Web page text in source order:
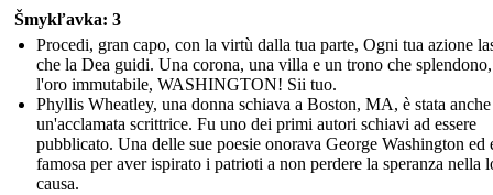
Šmykľavka: 3
Procedi, gran capo, con la virtù dalla tua parte, Ogni tua azione
che la Dea guidi. Una corona, una villa e un trono che
l'oro immutabile, WASHINGTON! Sii tuo.
Phyllis Wheatley, una donna schiava a Boston, MA, è stata anche
un'acclamata scrittrice. Fu uno dei primi autori schiavi ad essere
pubblicato. Una delle sue poesie onorava George Washington ed
famosa per aver ispirato i patrioti a non perdere la speranza nella
causa.